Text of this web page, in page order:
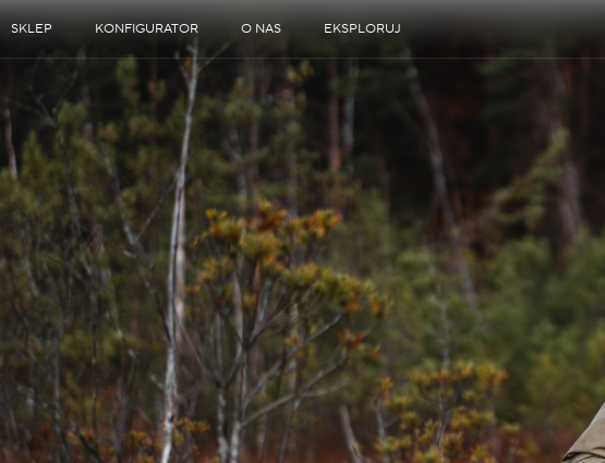
SKLEP KONFIGURATOR O NAS EKSPLORUJ